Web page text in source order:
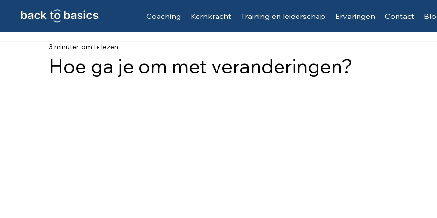
Coaching Kernkracht Training en leiderschap Ervaringen Contact
Hoe ga je om met veranderingen?
3 minuten om te lezen